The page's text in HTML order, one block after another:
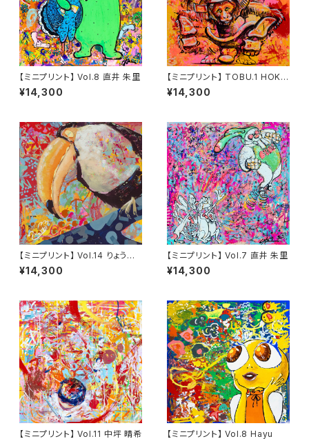
【ミニプリント】 Vol.8 直井 朱里
¥14,300
【ミニプリント】 TOBU.1 HOKU
TO TANEICHI
¥14,300
【ミニプリント】 Vol.14 りょうす
け
¥14,300
【ミニプリント】 Vol.7 直井 朱里
¥14,300
【ミニプリント】 Vol.11 中坪 晴希 【ミニプリント】 Vol.8 Hayu